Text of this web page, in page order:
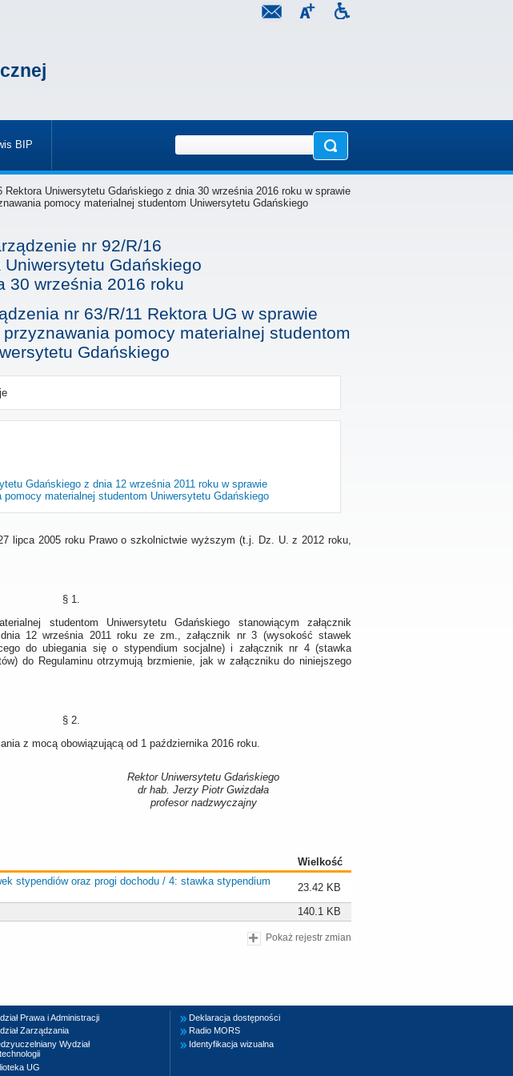
BIP
»
Rektora Uniwersytetu Gdańskiego z dnia 30 września 2016 roku w sprawie
pomocy materialnej studentom Uniwersytetu Gdańskiego
nr 92/R/16
Uniwersytetu Gdańskiego
30 września 2016 roku
nr 63/R/11 Rektora UG w sprawie
pomocy materialnej studentom
Gdańskiego
Gdańskiego z dnia 12 września 2011 roku w sprawie
pomocy materialnej studentom Uniwersytetu Gdańskiego
lipca 2005 roku Prawo o szkolnictwie wyższym (t.j. Dz. U. z 2012 roku,
§ 1.
studentom Uniwersytetu Gdańskiego stanowiącym załącznik
12 września 2011 roku ze zm., załącznik nr 3 (wysokość stawek
do ubiegania się o stypendium socjalne) i załącznik nr 4 (stawka
do Regulaminu otrzymują brzmienie, jak w załączniku do niniejszego
§ 2.
z mocą obowiązującą od 1 października 2016 roku.
Rektor Uniwersytetu Gdańskiego
dr hab. Jerzy Piotr Gwizdała
profesor nadzwyczajny
Wielkość
stypendiów oraz progi dochodu / 4: stawka stypendium
23.42 KB
140.1 KB
Pokaż rejestr zmian
Prawa i Administracji
Zarządzania
Wydział
UG
Deklaracja dostępności
Radio MORS
Identyfikacja wizualna